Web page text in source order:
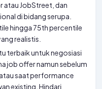
JobStreet, dan
di bidang serupa.
hingga 75th percentile
realistis.
terbaik untuk negosiasi
job offer namun sebelum
saat performance
existing. Hindari